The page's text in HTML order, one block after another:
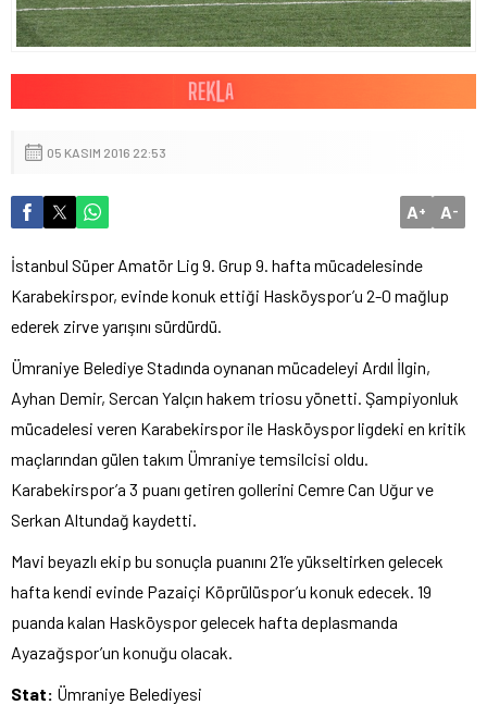
05 KASIM 2016 22:53
A+ A-
İstanbul Süper Amatör Lig 9. Grup 9. hafta mücadelesinde
Karabekirspor, evinde konuk ettiği Hasköyspor’u 2-0 mağlup
ederek zirve yarışını sürdürdü.
Ümraniye Belediye Stadında oynanan mücadeleyi Ardıl İlgin,
Ayhan Demir, Sercan Yalçın hakem triosu yönetti. Şampiyonluk
mücadelesi veren Karabekirspor ile Hasköyspor ligdeki en kritik
maçlarından gülen takım Ümraniye temsilcisi oldu.
Karabekirspor’a 3 puanı getiren gollerini Cemre Can Uğur ve
Serkan Altundağ kaydetti.
Mavi beyazlı ekip bu sonuçla puanını 21’e yükseltirken gelecek
hafta kendi evinde Pazaiçi Köprülüspor’u konuk edecek. 19
puanda kalan Hasköyspor gelecek hafta deplasmanda
Ayazağspor’un konuğu olacak.
Stat: Ümraniye Belediyesi